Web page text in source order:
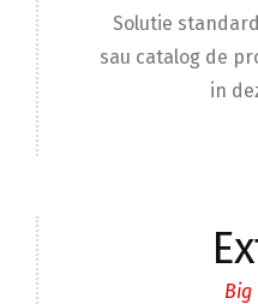
Solutie
sau catalog de
in
Big